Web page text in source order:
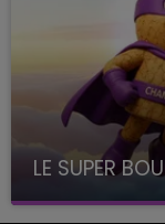
LE SUPER
avec La